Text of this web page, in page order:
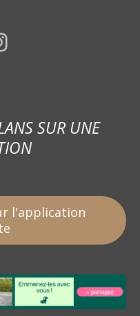
SUR UNE
l'application